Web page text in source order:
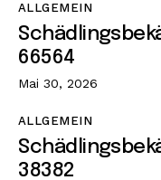
ALLGEMEIN
66564
Mai 30, 2026
ALLGEMEIN
38382